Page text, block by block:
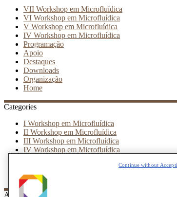
VII Workshop em Microfluídica
VI Workshop em Microfluídica
V Workshop em Microfluídica
IV Workshop em Microfluídica
Programação
Apoio
Destaques
Downloads
Organização
Home
Categories
I Workshop em Microfluídica
II Workshop em Microfluídica
III Workshop em Microfluídica
IV Workshop em Microfluídica
VI Workshop em Microfluídica
VII Workshop em Microfluídica
Archives
Continue without